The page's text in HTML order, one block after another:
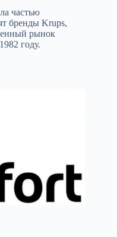
частью
бренды Krups,
рынок
году.